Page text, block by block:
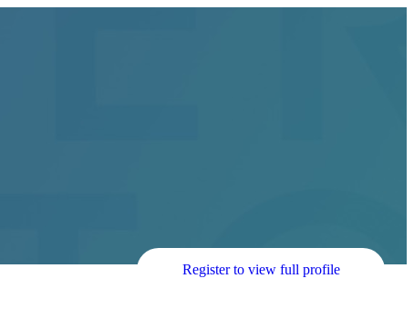
Register to view full profile